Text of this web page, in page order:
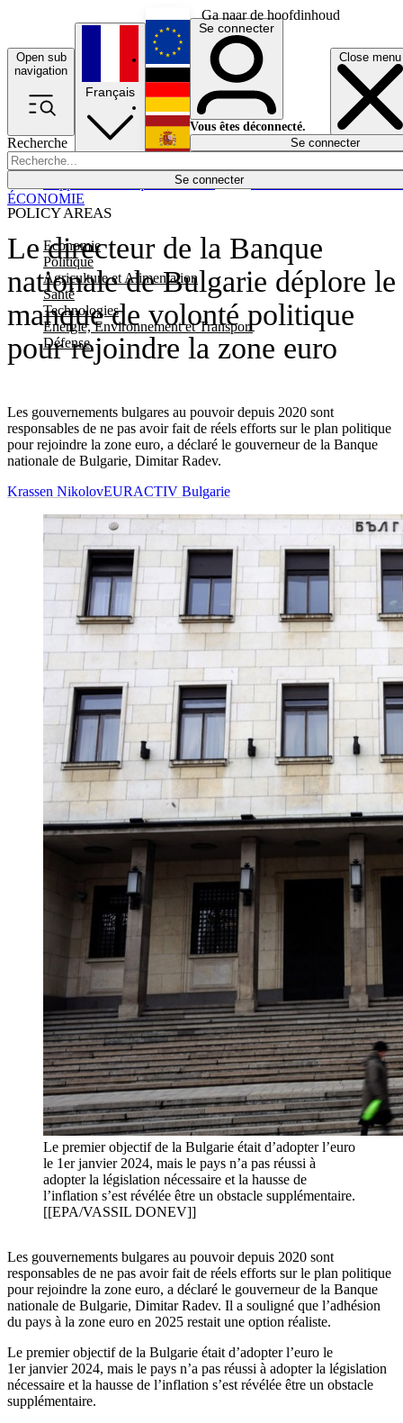
Ga naar de hoofdinhoud
Open sub
navigation
Close menu
Recherche
Se connecter
POLICY AREAS
Economie
Politique
Agriculture et Alimentation
Santé
Technologies
Energie, Environnement et Transport
Défense
Économie
Français
English
Deutsch
Español
Se connecter
Vous êtes déconnecté.
Se connecter
Le directeur de la Banque
nationale de Bulgarie déplore le
manque de volonté politique
pour rejoindre la zone euro
Les gouvernements bulgares au pouvoir depuis 2020 sont
responsables de ne pas avoir fait de réels efforts sur le plan politique
pour rejoindre la zone euro, a déclaré le gouverneur de la Banque
nationale de Bulgarie, Dimitar Radev.
ÉCONOMIE
Krassen NikolovEURACTIV Bulgarie
Le premier objectif de la Bulgarie était d’adopter l’euro
le 1er janvier 2024, mais le pays n’a pas réussi à
adopter la législation nécessaire et la hausse de
l’inflation s’est révélée être un obstacle supplémentaire.
[[EPA/VASSIL DONEV]]
Les gouvernements bulgares au pouvoir depuis 2020 sont
responsables de ne pas avoir fait de réels efforts sur le plan politique
pour rejoindre la zone euro, a déclaré le gouverneur de la Banque
nationale de Bulgarie, Dimitar Radev. Il a souligné que l’adhésion
du pays à la zone euro en 2025 restait une option réaliste.
Le premier objectif de la Bulgarie était d’adopter l’euro le
1er janvier 2024, mais le pays n’a pas réussi à adopter la législation
nécessaire et la hausse de l’inflation s’est révélée être un obstacle
supplémentaire.